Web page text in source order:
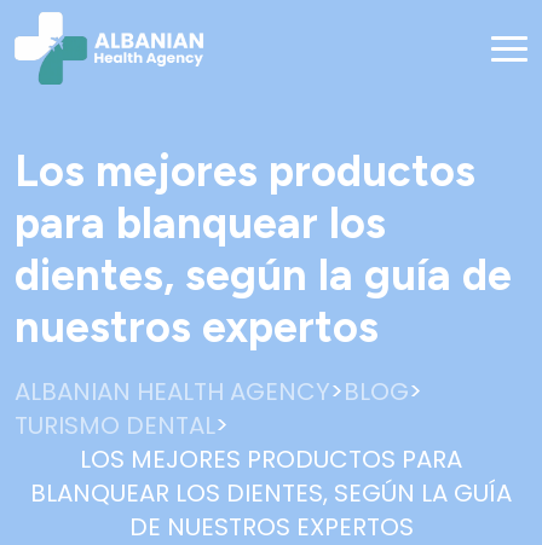
Los mejores productos
para blanquear los
dientes, según la guía de
nuestros expertos
ALBANIAN HEALTH AGENCY>BLOG>
TURISMO DENTAL>
LOS MEJORES PRODUCTOS PARA
BLANQUEAR LOS DIENTES, SEGÚN LA GUÍA
DE NUESTROS EXPERTOS